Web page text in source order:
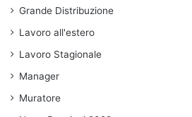
Grande Distribuzione
Lavoro all'estero
Lavoro Stagionale
Manager
Muratore